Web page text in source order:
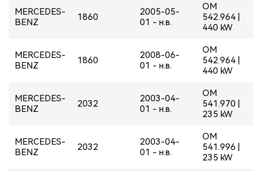
MERCEDES-
BENZ
1860
2005-05-
01 - н.в.
OM
542.964 |
440 kW
MERCEDES-
BENZ
1860
2008-06-
01 - н.в.
OM
542.964 |
440 kW
MERCEDES-
BENZ
2032
2003-04-
01 - н.в.
OM
541.970 |
235 kW
MERCEDES-
BENZ
2032
2003-04-
01 - н.в.
OM
541.996 |
235 kW